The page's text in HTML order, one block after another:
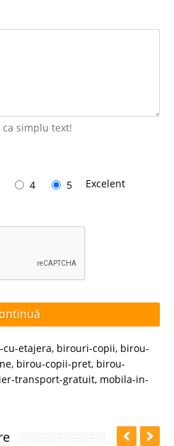
ca simplu text!
4 5 Excelent
cu-etajera, birouri-copii, birou-
, birou-copii-pret, birou-
transport-gratuit, mobila-in-